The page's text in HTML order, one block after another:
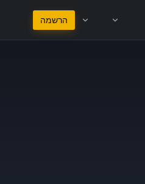
הישאר בעברית
הרשמה